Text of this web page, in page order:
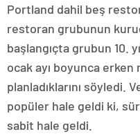
Portland dahil beş
restoran grubunun
başlangıçta grubun 10.
ocak ayı boyunca
planladıklarını söyledi.
popüler hale geldi ki,
sabit hale geldi.